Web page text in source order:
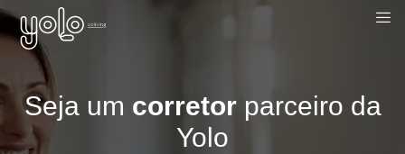
Seja um corretorparceiro da
Yolo